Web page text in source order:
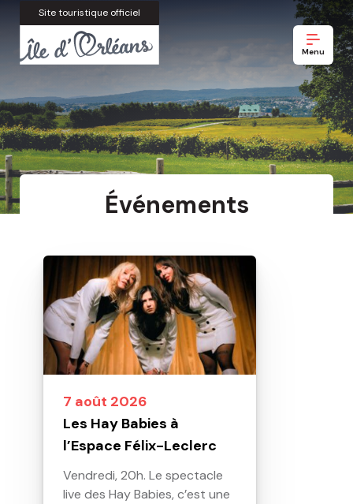
Site touristique officiel
Menu
Événements
7 août 2026
Les Hay Babies à
l’Espace Félix-Leclerc
Vendredi, 20h. Le spectacle
live des Hay Babies, c’est une